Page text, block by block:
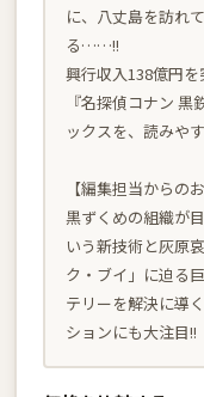
に、八丈島を訪れ
る……!!
興行収入138億円
『名探偵コナン
ックスを、読みや
【編集担当からの
黒ずくめの組織が
いう新技術と灰原
ク・ブイ」に迫る
テリーを解決に導
ションにも大注目!!